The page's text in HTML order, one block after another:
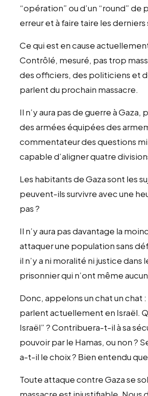
“opération” ou d’un “round”
erreur et à faire taire les
Ce qui est en cause
Contrôlé, mesuré, pas trop
des officiers, des politiciens et
parlent du prochain massacre.
Il n’y aura pas de guerre à
des armées équipées des
commentateur des questions
capable d’aligner quatre
Les habitants de Gaza sont les
peuvent-ils survivre avec une
pas ?
Il n’y aura pas davantage la
attaquer une population sans
il n’y a ni moralité ni justice dans
prisonnier qui n’ont même
Donc, appelons un chat un chat :
parlent actuellement en Israël.
Israël” ? Contribuera-t-il à sa
pouvoir par le Hamas, ou non ?
a-t-il le choix ? Bien entendu
Toute attaque contre Gaza se